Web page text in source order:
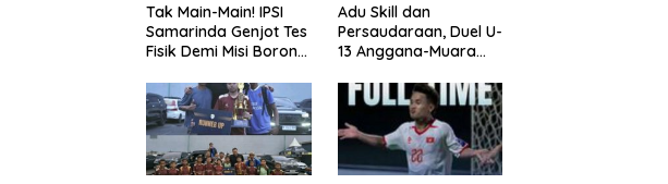
Tak Main-Main! IPSI
Samarinda Genjot Tes
Fisik Demi Misi Borong
Kaltim 2026
Adu Skill dan
Persaudaraan, Duel U-
13 Anggana-Muara
Meriah